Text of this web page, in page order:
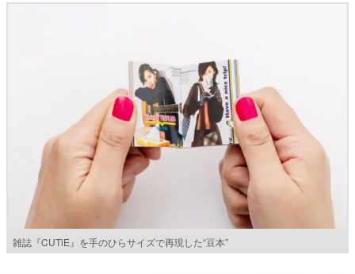
雑誌『CUTiE』を手のひらサイズで再現した“豆本”